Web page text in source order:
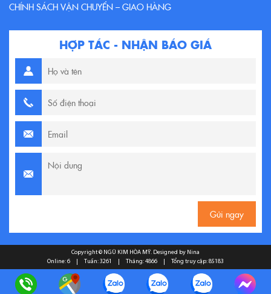
CHÍNH SÁCH VẬN CHUYỂN – GIAO HÀNG
HỢP TÁC - NHẬN BÁO GIÁ
Copyright © NGŨ KIM HÒA MỸ. Designed by Nina
Online: 6
Tuần: 3261 Tháng: 4866 Tổng truy cập: 85183